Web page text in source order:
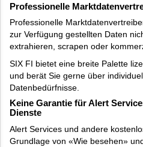
Professionelle
Professionelle
zur Verfügung gestellten Daten
extrahieren, scrapen oder
SIX FI bietet eine breite Palette
und berät Sie gerne über
Datenbedürfnisse.
Keine Garantie für Alert
Dienste
Alert Services und andere
Grundlage von «Wie besehen»